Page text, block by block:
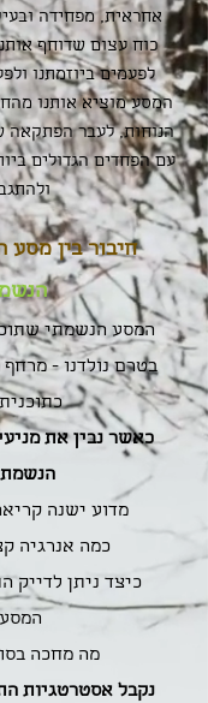
אחראית, מפחידה
כוח עצום שדוחף
לפעמים ביוזמתנו
המסע מוציא אותנו
הנוחות, לעבר הפתקאה
עם הפחדים הגדולים
חיבור בין מסע
המסע הנשמתי
בטרם נולדנו -
כאשר נבין את
מדוע ישנה
כמה אנרגיה
כיצד ניתן לדייק
מה מחכה
נקבל אסטרטגיות